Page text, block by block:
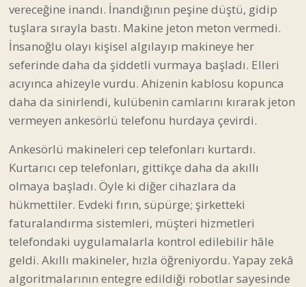
vereceğine inandı. İnandığının peşine düştü, gidip
tuşlara sırayla bastı. Makine jeton meton vermedi.
İnsanoğlu olayı kişisel algılayıp makineye her
seferinde daha da şiddetli vurmaya başladı. Elleri
acıyınca ahizeyle vurdu. Ahizenin kablosu kopunca
daha da sinirlendi, kulübenin camlarını kırarak jeton
vermeyen ankesörlü telefonu hurdaya çevirdi.
Ankesörlü makineleri cep telefonları kurtardı.
Kurtarıcı cep telefonları, gittikçe daha da akıllı
olmaya başladı. Öyle ki diğer cihazlara da
hükmettiler. Evdeki fırın, süpürge; şirketteki
faturalandırma sistemleri, müşteri hizmetleri
telefondaki uygulamalarla kontrol edilebilir hâle
geldi. Akıllı makineler, hızla öğreniyordu. Yapay zekâ
algoritmalarının entegre edildiği robotlar sayesinde